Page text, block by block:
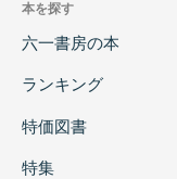
本を探す
六一書房の本
ランキング
特価図書
特集